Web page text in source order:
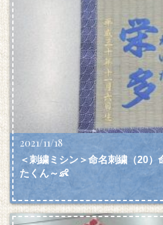
2021/11/18
＜刺繍ミシン＞命名刺繍（20
たくん～👶